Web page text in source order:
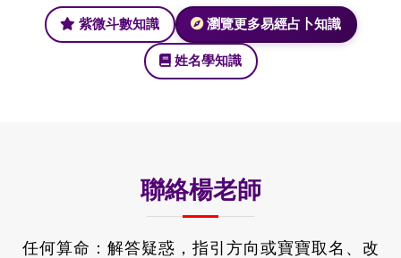
紫微斗數知識 瀏覽更多易經占卜知識
姓名學知識
聯絡楊老師
任何算命：解答疑惑，指引方向或寶寶取名、改